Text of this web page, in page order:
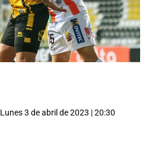
Lunes 3 de abril de 2023 | 20:30